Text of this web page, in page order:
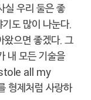
실 우리 둘은 좋
도 많이 나눈다.
왔으면 좋겠다. 그
내 모든 기술을
all my
제처럼 사랑하